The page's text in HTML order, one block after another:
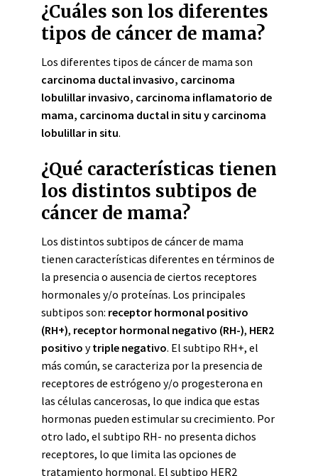
¿Cuáles son los diferentes
tipos de cáncer de mama?
Los diferentes tipos de cáncer de mama son
carcinoma ductal invasivo, carcinoma
lobulillar invasivo, carcinoma inflamatorio de
mama, carcinoma ductal in situ y carcinoma
lobulillar in situ.
¿Qué características tienen
los distintos subtipos de
cáncer de mama?
Los distintos subtipos de cáncer de mama
tienen características diferentes en términos de
la presencia o ausencia de ciertos receptores
hormonales y/o proteínas. Los principales
subtipos son: receptor hormonal positivo
(RH+), receptor hormonal negativo (RH-), HER2
positivo ytriple negativo. El subtipo RH+, el
más común, se caracteriza por la presencia de
receptores de estrógeno y/o progesterona en
las células cancerosas, lo que indica que estas
hormonas pueden estimular su crecimiento. Por
otro lado, el subtipo RH- no presenta dichos
receptores, lo que limita las opciones de
tratamiento hormonal. El subtipo HER2